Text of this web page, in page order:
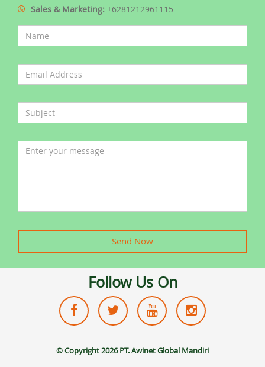
Sales & Marketing: +6281212961115
Send Now
Follow Us On
© Copyright2026 PT. Awinet Global Mandiri